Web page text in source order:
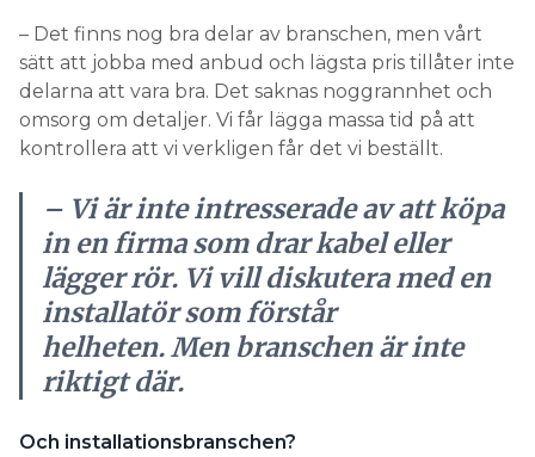
– Det finns nog bra delar av branschen, men vårt
sätt att jobba med anbud och lägsta pris tillåter inte
delarna att vara bra. Det saknas noggrannhet och
omsorg om detaljer. Vi får lägga massa tid på att
kontrollera att vi verkligen får det vi beställt.
– Vi är inte intresserade av att köpa
in en firma som drar kabel eller
lägger rör. Vi vill diskutera med en
installatör som förstår
helheten. Men branschen är inte
riktigt där.
Och installationsbranschen?